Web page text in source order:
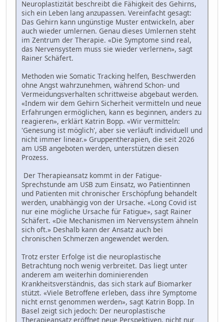
Neuroplastizität beschreibt die Fähigkeit des Gehirns,
sich ein Leben lang anzupassen. Vereinfacht gesagt:
Das Gehirn kann ungünstige Muster entwickeln, aber
auch wieder umlernen. Genau dieses Umlernen steht
im Zentrum der Therapie. «Die Symptome sind real,
das Nervensystem muss sie wieder verlernen», sagt
Rainer Schäfert.
Methoden wie Somatic Tracking helfen, Beschwerden
ohne Angst wahrzunehmen, während Schon- und
Vermeidungsverhalten schrittweise abgebaut werden.
«Indem wir dem Gehirn Sicherheit vermitteln und neue
Erfahrungen ermöglichen, kann es beginnen, anders zu
reagieren», erklärt Katrin Bopp. «Wir vermitteln:
'Genesung ist möglich', aber sie verläuft individuell und
nicht immer linear.» Gruppentherapien, die seit 2026
am USB angeboten werden, unterstützen diesen
Prozess.
Der Therapieansatz kommt in der Fatigue-
Sprechstunde am USB zum Einsatz, wo Patientinnen
und Patienten mit chronischer Erschöpfung behandelt
werden, unabhängig von der Ursache. «Long Covid ist
nur eine mögliche Ursache für Fatigue», sagt Rainer
Schäfert. «Die Mechanismen im Nervensystem ähneln
sich oft.» Deshalb kann der Ansatz auch bei
chronischen Schmerzen angewendet werden.
Trotz erster Erfolge ist die neuroplastische
Betrachtung noch wenig verbreitet. Das liegt unter
anderem am weiterhin dominierenden
Krankheitsverständnis, das sich stark auf Biomarker
stützt. «Viele Betroffene erleben, dass ihre Symptome
nicht ernst genommen werden», sagt Katrin Bopp. In
Basel zeigt sich jedoch: Der neuroplastische
Therapieansatz eröffnet neue Perspektiven, nicht nur